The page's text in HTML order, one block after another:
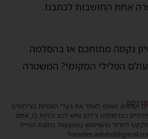
אחת התושבות לכתבנו.
נקמה מתוחכם או בהסלמה
הפלילי המקומי? המשטרה
רסס
ועושים מאמץ לאתר את בעלי הזכויות בצילומים
בפרסומינו צילום שיש לכם זכויות בו, אתם
לחדול מהשימוש באמצעות כתובת המייל: